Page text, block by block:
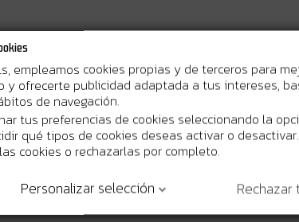
1,5 m/s²
empleamos cookies propias y de terceros para
y ofrecerte publicidad adaptada a tus intereses,
de navegación.
tus preferencias de cookies seleccionando la
qué tipos de cookies deseas activar o
cookies o rechazarlas por completo.
Personalizar selección Rechazar